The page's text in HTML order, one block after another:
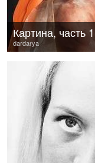
dardarya
Картина, часть 1